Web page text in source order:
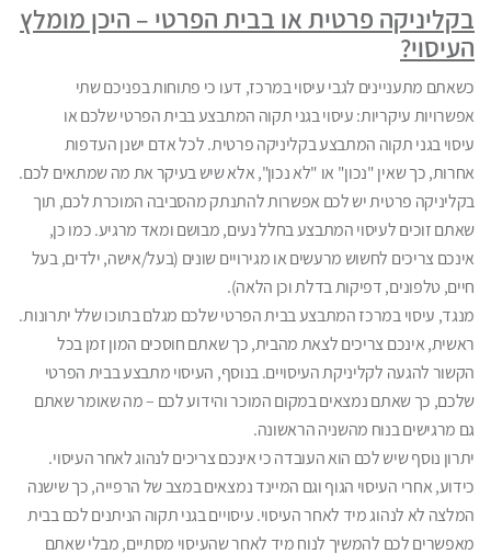
בקליניקה פרטית או בבית הפרטי – היכן מומלץ
העיסוי?
כשאתם מתעניינים לגבי עיסוי במרכז, דעו כי פתוחות בפניכם שתי
אפשרויות עיקריות: עיסוי בגני תקוה המתבצע בבית הפרטי שלכם או
עיסוי בגני תקוה המתבצע בקליניקה פרטית. לכל אדם ישנן העדפות
אחרות, כך שאין "נכון" או "לא נכון", אלא שיש בעיקר את מה שמתאים לכם.
בקליניקה פרטית יש לכם אפשרות להתנתק מהסביבה המוכרת לכם, תוך
שאתם זוכים לעיסוי המתבצע בחלל נעים, מבושם ומאד מרגיע. כמו כן,
אינכם צריכים לחשוש מרעשים או מגירויים שונים (בעל/אישה, ילדים, בעל
חיים, טלפונים, דפיקות בדלת וכן הלאה).
מנגד, עיסוי במרכז המתבצע בבית הפרטי שלכם מגלם בתוכו שלל יתרונות.
ראשית, אינכם צריכים לצאת מהבית, כך שאתם חוסכים המון זמן בכל
הקשור להגעה לקליניקת העיסויים. בנוסף, העיסוי מתבצע בבית הפרטי
שלכם, כך שאתם נמצאים במקום המוכר והידוע לכם – מה שאומר שאתם
גם מרגישים בנוח מהשניה הראשונה.
יתרון נוסף שיש לכם הוא העובדה כי אינכם צריכים לנהוג לאחר העיסוי.
כידוע, אחרי העיסוי הגוף וגם המיינד נמצאים במצב של הרפייה, כך שישנה
המלצה לא לנהוג מיד לאחר העיסוי. עיסויים בגני תקוה הניתנים לכם בבית
מאפשרים לכם להמשיך לנוח מיד לאחר שהעיסוי מסתיים, מבלי שאתם